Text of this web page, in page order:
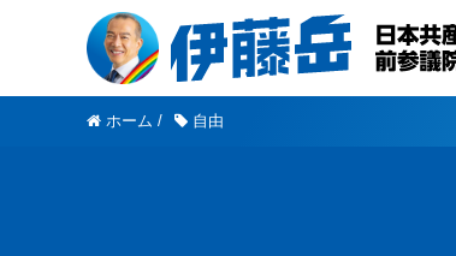
ホーム / 自由